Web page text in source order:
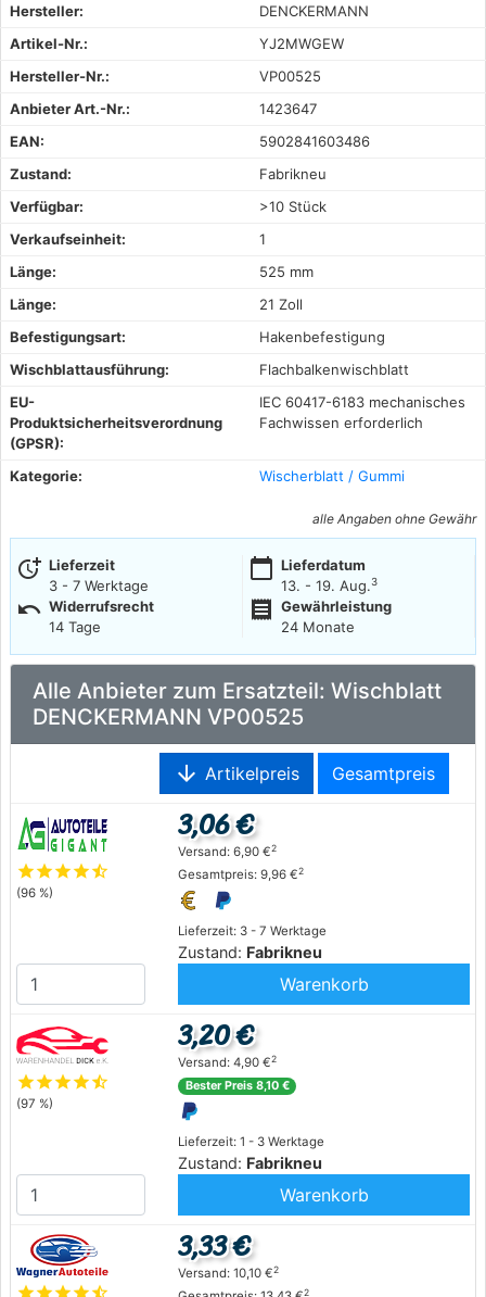
Hersteller:
DENCKERMANN
Artikel-Nr.:
YJ2MWGEW
Hersteller-Nr.:
VP00525
Anbieter Art.-Nr.:
1423647
EAN:
5902841603486
Zustand:
Fabrikneu
Verfügbar:
>10 Stück
Verkaufseinheit:
1
Länge:
525 mm
Länge:
21 Zoll
Befestigungsart:
Hakenbefestigung
Wischblattausführung:
Flachbalkenwischblatt
EU-
Produktsicherheitsverordnung
(GPSR):
IEC 60417-6183 mechanisches
Fachwissen erforderlich
Kategorie: Wischerblatt / Gummi
alle Angaben ohne Gewähr
more_time Lieferzeit
3 - 7 Werktage
calendar_today Lieferdatum
13. - 19. Aug.3
undo Widerrufsrecht
14 Tage
receipt
Gewährleistung
24 Monate
Alle Anbieter zum Ersatzteil: Wischblatt
DENCKERMANN VP00525
arrow_downward Artikelpreis Gesamtpreis
starstarstarstarstar_half
(96 %)
Lieferzeit: 3 - 7 Werktage
Zustand: Fabrikneu
3,06 €
Versand: 6,90 €2
Gesamtpreis: 9,96 €2
Warenkorb
starstarstarstarstar_half
(97 %)
Lieferzeit: 1 - 3 Werktage
Zustand: Fabrikneu
3,20 €
Versand: 4,90 €2
Bester Preis 8,10 €
Warenkorb
starstarstarstarstar_half
3,33 €
Versand: 10,10 €2
2